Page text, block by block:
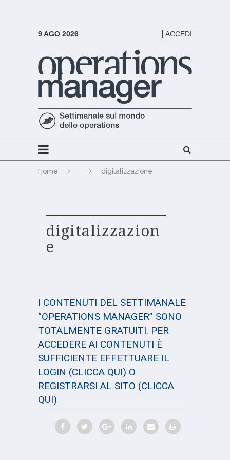
9 AGO 2026 ACCEDI
Home digitalizzazione
digitalizzazion
e
I CONTENUTI DEL SETTIMANALE
“OPERATIONS MANAGER” SONO
TOTALMENTE GRATUITI. PER
ACCEDERE AI CONTENUTI È
SUFFICIENTE EFFETTUARE IL
LOGIN (CLICCA QUI) O
REGISTRARSI AL SITO (CLICCA
QUI)